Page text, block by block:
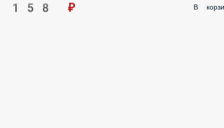
158 ₽ В